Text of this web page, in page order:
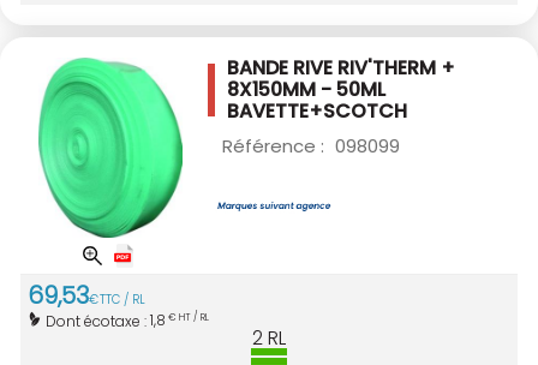
BANDE RIVE RIV'THERM +
8X150MM - 50ML
BAVETTE+SCOTCH
Référence : 098099
69,53€TTC / RL
Dont écotaxe :1,8 € HT / RL
2RL